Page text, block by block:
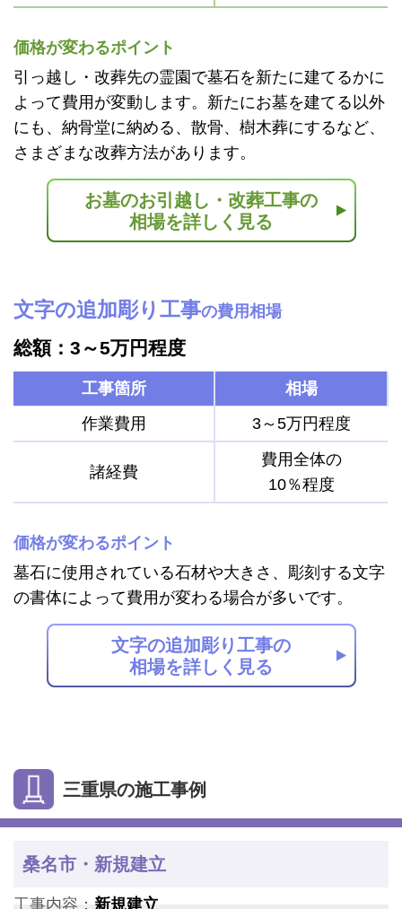
価格が変わるポイント
引っ越し・改葬先の霊園で墓石を新たに建てるかに
よって費用が変動します。新たにお墓を建てる以外
にも、納骨堂に納める、散骨、樹木葬にするなど、
さまざまな改葬方法があります。
お墓のお引越し・改葬工事の
相場を詳しく見る
文字の追加彫り工事の費用相場
総額：3～5万円程度
工事箇所
相場
作業費用
3～5万円程度
諸経費
費用全体の
10％程度
価格が変わるポイント
墓石に使用されている石材や大きさ、彫刻する文字
の書体によって費用が変わる場合が多いです。
文字の追加彫り工事の
相場を詳しく見る
三重県の施工事例
桑名市・新規建立
工事内容： 新規建立